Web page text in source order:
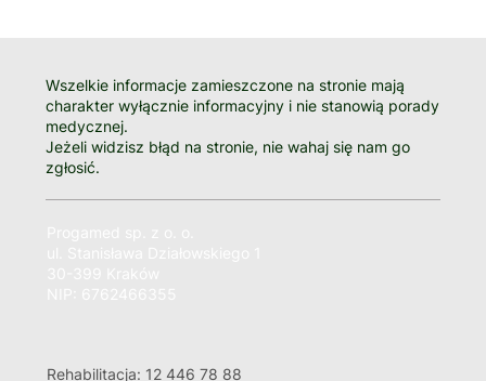
Wszelkie informacje zamieszczone na stronie mają
charakter wyłącznie informacyjny i nie stanowią porady
medycznej.
Jeżeli widzisz błąd na stronie, nie wahaj się nam go
zgłosić.
Rehabilitacja: 12 446 78 88